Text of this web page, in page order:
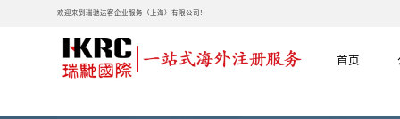
欢迎来到瑞驰达客企业服务（上海）有限公司!
首页